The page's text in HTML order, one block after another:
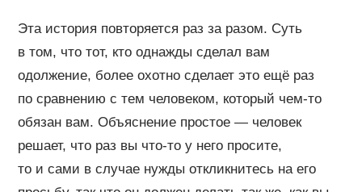
Эта история повторяется раз за разом. Суть
в том, что тот, кто однажды сделал вам
одолжение, более охотно сделает это ещё раз
по сравнению с тем человеком, который чем-то
обязан вам. Объяснение простое — человек
решает, что раз вы что-то у него просите,
то и сами в случае нужды откликнитесь на его